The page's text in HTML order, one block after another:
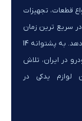
قطعات، تجهیزات
در سریع ترین زمان
ممکن در هر کجای ایران که باشید به شما تحویل می‌دهد. به پشتوانه 14
در ایران، تلاش
لوازم یدکی در